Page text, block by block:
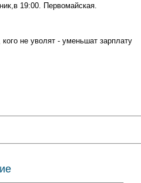
19:00. Первомайская.
кого не уволят - уменьшат зарплату